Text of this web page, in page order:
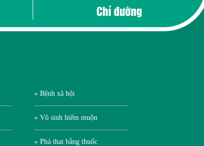
Chỉ đường
» Bệnh xã hội
» Vô sinh hiếm muộn
» Phá thai bằng thuốc